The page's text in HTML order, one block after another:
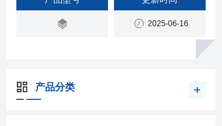
2025-06-16
产品分类